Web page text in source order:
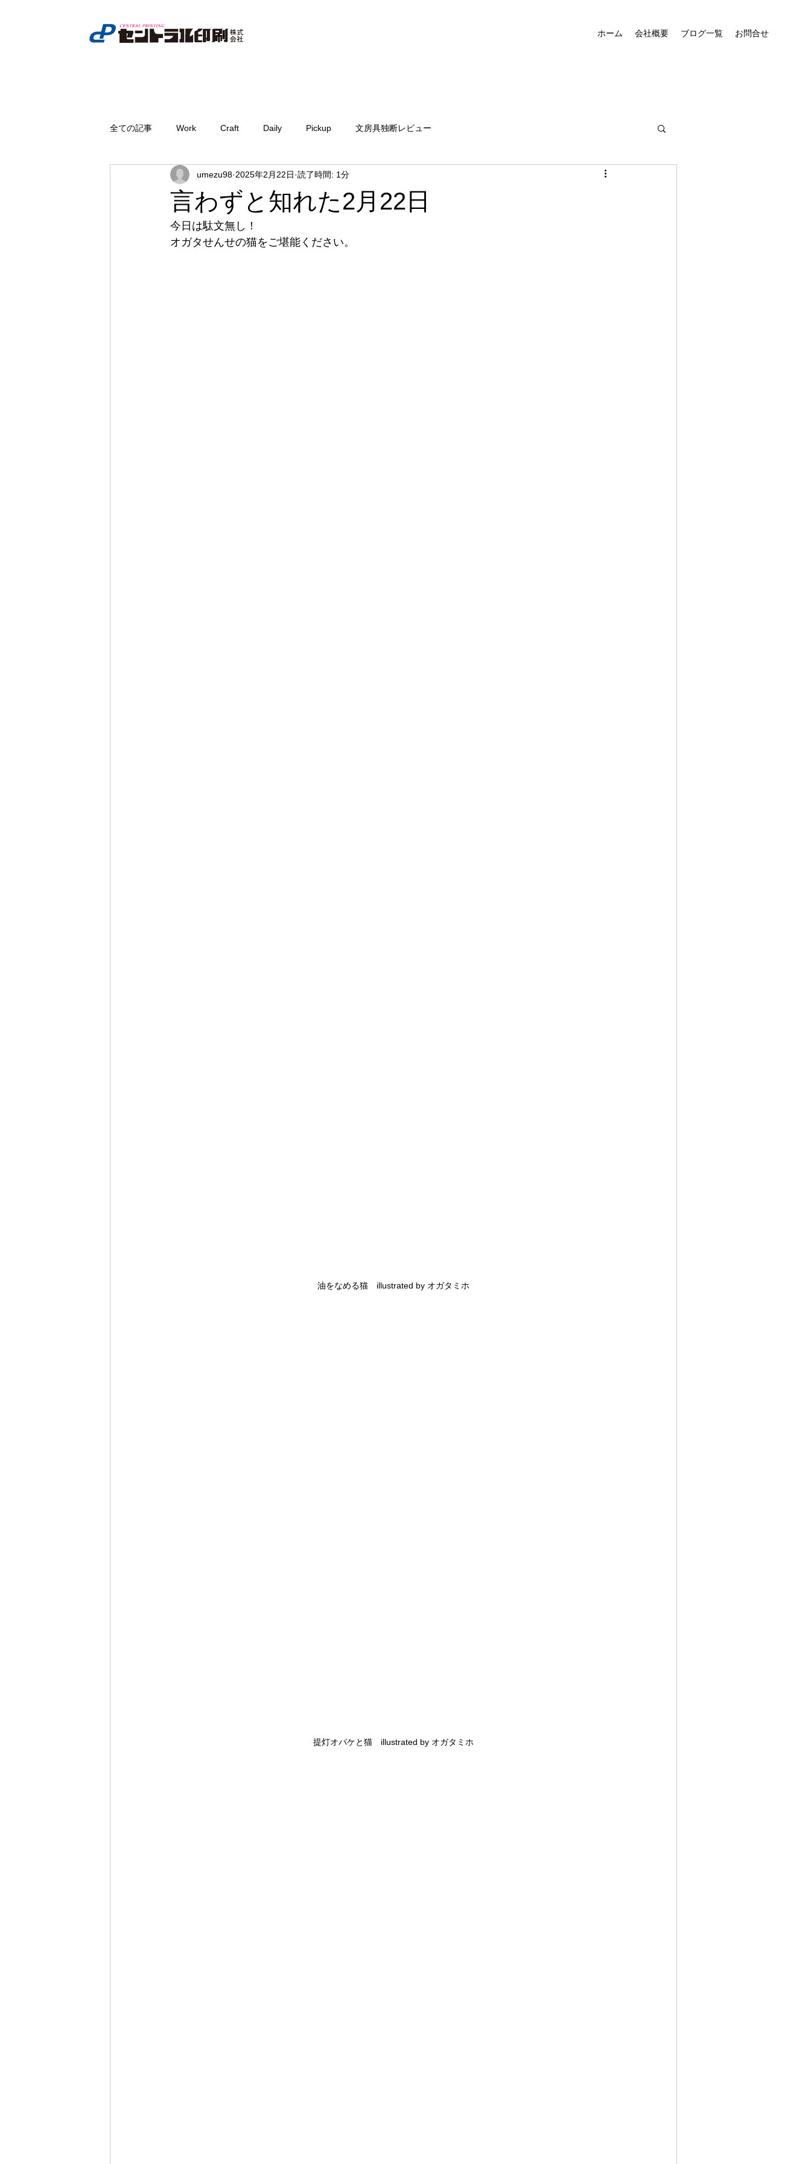
ホーム 会社概要 ブログ一覧 お問合せ
全ての記事 Work Craft Daily Pickup 文房具独断レビュー
言わずと知れた2月22日
umezu98 2025年2月22日 読了時間: 1分
今日は駄文無し！
オガタせんせの猫をご堪能ください。
油をなめる猫　illustrated by オガタミホ
提灯オバケと猫　illustrated by オガタミホ